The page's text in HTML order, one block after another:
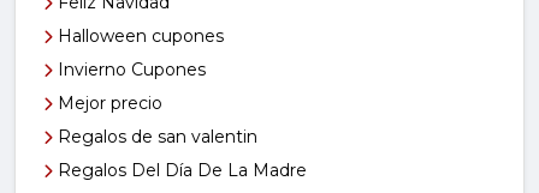
Halloween cupones
Invierno Cupones
Mejor precio
Regalos de san valentin
Regalos Del Día De La Madre